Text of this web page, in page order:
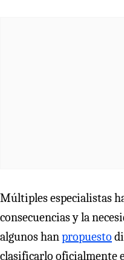
Múltiples especialistas
consecuencias y la
algunos hanpropuesto
clasificarlo oficialmente